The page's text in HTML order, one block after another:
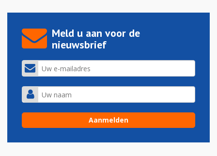
Meld u aan voor de
nieuwsbrief